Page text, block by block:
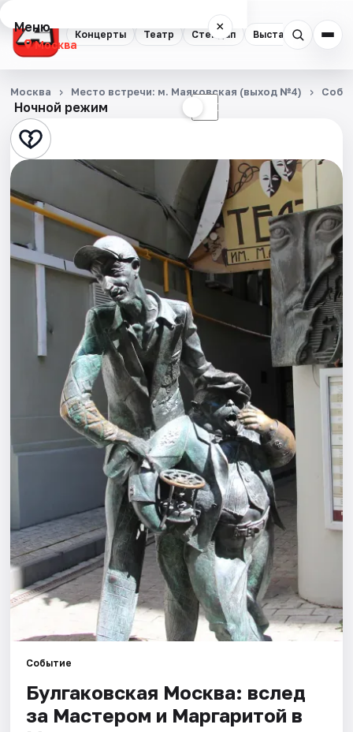
Концерты Театр Стендап Выставки
Меню ×
Москва
Концерты
Театр
Стендап
Выставки
Экскурсии
Спорт
Площадки
Ночной режим ☾
Москва Место встречи: м. Маяковская (выход №4)
Событие
Булгаковская Москва: вслед
за Мастером и Маргаритой в